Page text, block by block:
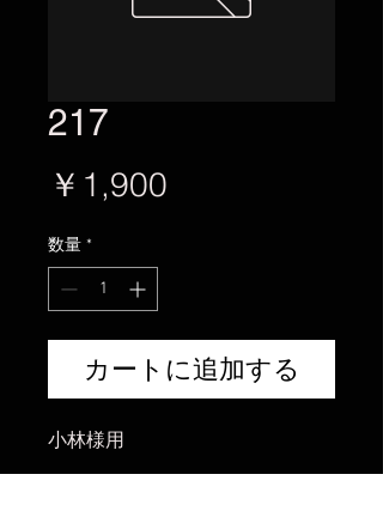
217
￥1,900
数量 *
カートに追加する
小林様用